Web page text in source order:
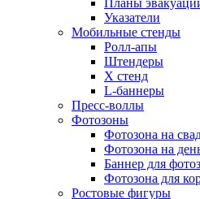
Планы
Указатели
Мобильные стенды
Ролл-апы
Штендеры
Х стенд
L-баннеры
Пресс-воллы
Фотозоны
Фотозона на
Фотозона на
Баннер для
Фотозона для
Ростовые фигуры